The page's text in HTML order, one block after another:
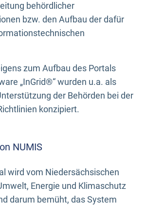
behördlicher
bzw. den Aufbau der dafür
zum Aufbau des Portals
„InGrid®“ wurden u.a. als
der Behörden bei der
konzipiert.
NUMIS
wird vom Niedersächsischen
Energie und Klimaschutz
darum bemüht, das System